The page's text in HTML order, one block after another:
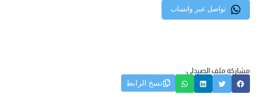
تواصل عبر واتساب
مشاركة ملف الصيدلي:
نسخ الرابط